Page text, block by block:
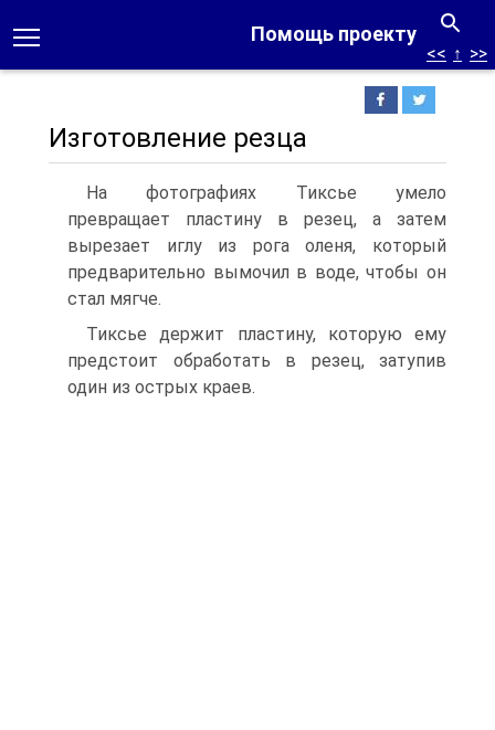
Помощь проекту
<< ↑ >>
Изготовление резца
На фотографиях Тиксье умело
превращает пластину в резец, а затем
вырезает иглу из рога оленя, который
предварительно вымочил в воде, чтобы он
стал мягче.
Тиксье держит пластину, которую ему
предстоит обработать в резец, затупив
один из острых краев.